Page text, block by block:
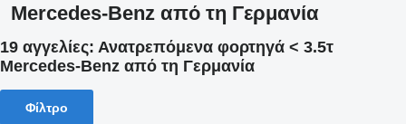
Mercedes-Benz από τη Γερμανία
19 αγγελίες: Ανατρεπόμενα φορτηγά < 3.5τ
Mercedes-Benz από τη Γερμανία
Φίλτρο